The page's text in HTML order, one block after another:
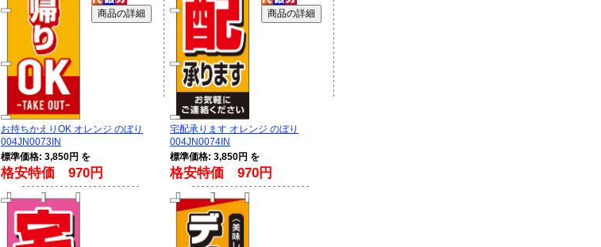
お持ちかえりOK オレンジ のぼり
004JN0073IN
標準価格: 3,850円 を
格安特価 970円
宅配承ります オレンジ のぼり
004JN0074IN
標準価格: 3,850円 を
格安特価 970円